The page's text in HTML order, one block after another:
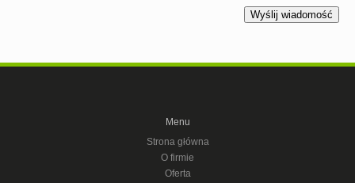
Menu
Strona główna
O firmie
Oferta